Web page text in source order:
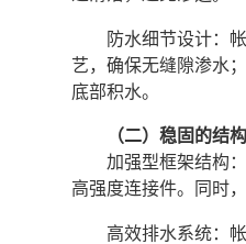
防水细节设计：
艺，确保无缝隙渗水
底部积水。
（二）稳固的结
加强型框架结构
高强度连接件。同时
高效排水系统：